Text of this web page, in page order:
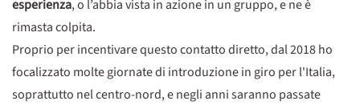
esperienza, o l’abbia vista in azione in un gruppo, e ne è
rimasta colpita.
Proprio per incentivare questo contatto diretto, dal 2018 ho
focalizzato molte giornate di introduzione in giro per l'Italia,
soprattutto nel centro-nord, e negli anni saranno passate